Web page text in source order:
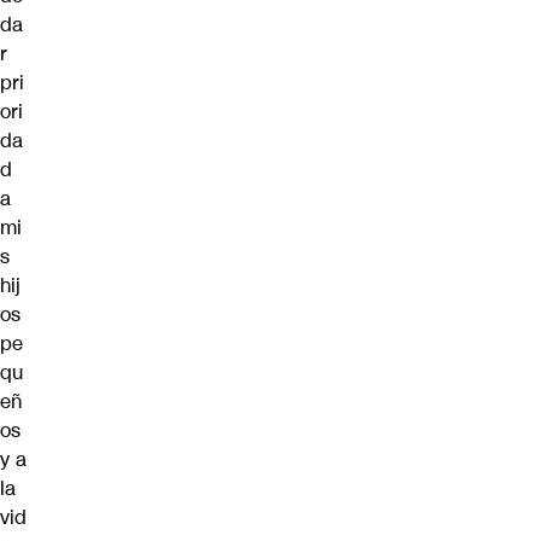
da
r
pri
ori
da
d
a
mi
s
hij
os
pe
qu
eñ
os
y a
la
vid